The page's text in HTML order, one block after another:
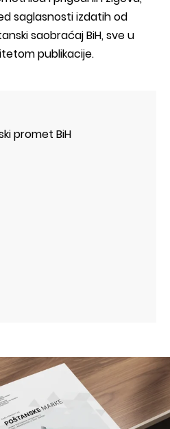
saglasnosti izdatih od
saobraćaj BiH, sve u
publikacije.
promet BiH